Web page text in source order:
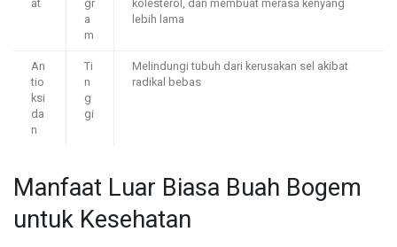
at
gr
a
m
kolesterol, dan membuat merasa kenyang
lebih lama
An
tio
ksi
da
n
Ti
n
g
gi
Melindungi tubuh dari kerusakan sel akibat
radikal bebas
Manfaat Luar Biasa Buah Bogem
untuk Kesehatan